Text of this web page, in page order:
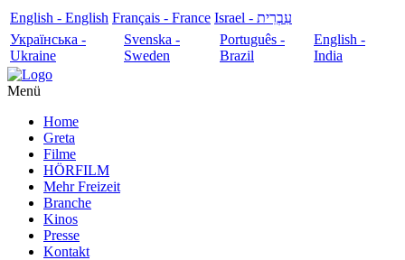
English - English Français - France
עִבְרִית - Israel
Українська -
Ukraine
Svenska -
Sweden
Português -
Brazil
English -
India
Menü
Home
Greta
Filme
HÖRFILM
Mehr Freizeit
Branche
Kinos
Presse
Kontakt